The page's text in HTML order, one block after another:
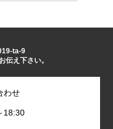
ta-9
伝え下さい。
わせ
18:30